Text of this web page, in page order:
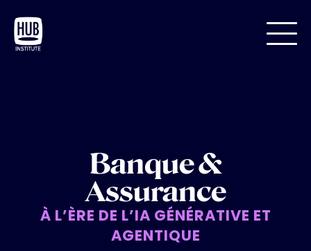
Banque &
Assurance
À L’ÈRE DE L’IA GÉNÉRATIVE ET
AGENTIQUE